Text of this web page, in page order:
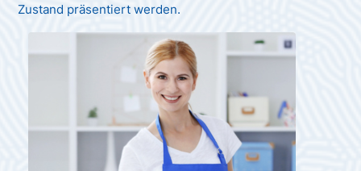
Zustand präsentiert werden.